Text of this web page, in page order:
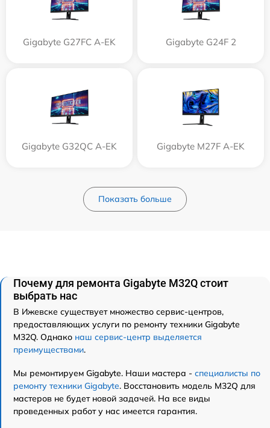
Gigabyte G27FC A-EK Gigabyte G24F 2
Gigabyte G32QC A-EK Gigabyte M27F A-EK
Показать больше
Почему для ремонта Gigabyte M32Q стоит
выбрать нас
В Ижевске существует множество сервис-центров,
предоставляющих услуги по ремонту техники Gigabyte
M32Q. Однако наш сервис-центр выделяется
преимуществами.
Мы ремонтируем Gigabyte. Наши мастера - специалисты по
ремонту техники Gigabyte. Восстановить модель M32Q для
мастеров не будет новой задачей. На все виды
проведенных работ у нас имеется гарантия.